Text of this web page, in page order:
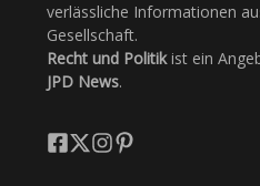
verlässliche Informationen
Gesellschaft.
Recht und Politikist ein
JPD News.